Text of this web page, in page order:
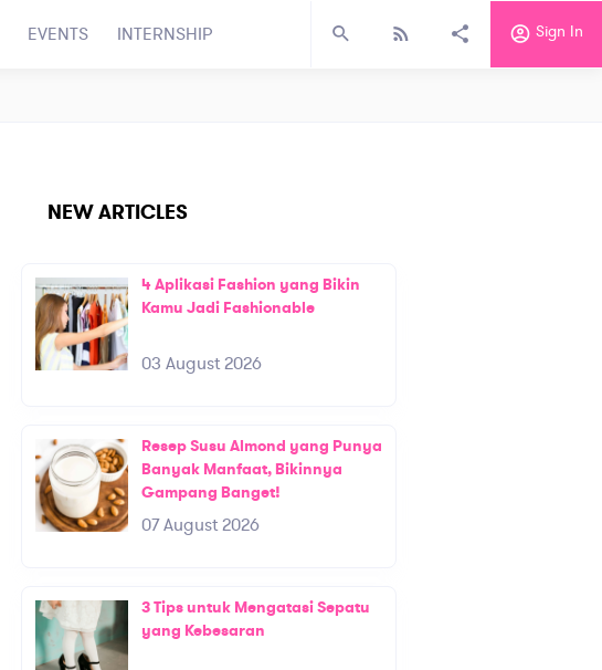
EVENTS INTERNSHIP Sign In
NEW ARTICLES
4 Aplikasi Fashion yang Bikin
Kamu Jadi Fashionable
03 August 2026
Resep Susu Almond yang Punya
Banyak Manfaat, Bikinnya
Gampang Banget!
07 August 2026
3 Tips untuk Mengatasi Sepatu
yang Kebesaran